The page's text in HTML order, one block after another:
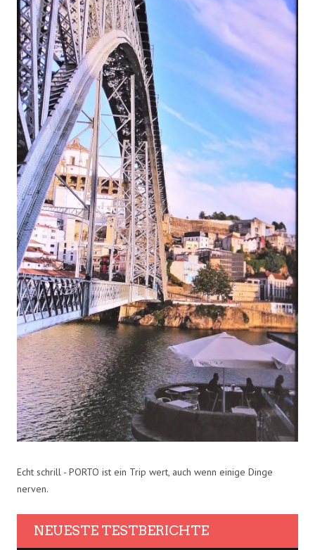
Echt schrill - PORTO ist ein Trip wert, auch wenn einige Dinge
nerven.
NEUESTE TESTBERICHTE